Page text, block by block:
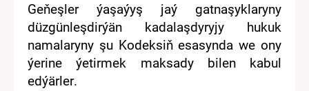
Geňeşlerýaşaýyş jaý gatnaşyklaryny
düzgünleşdirýän kadalaşdyryjy hukuk
namalaryny şu Kodeksiň esasynda we ony
ýerine ýetirmek maksady bilen
kabul
edýärler.